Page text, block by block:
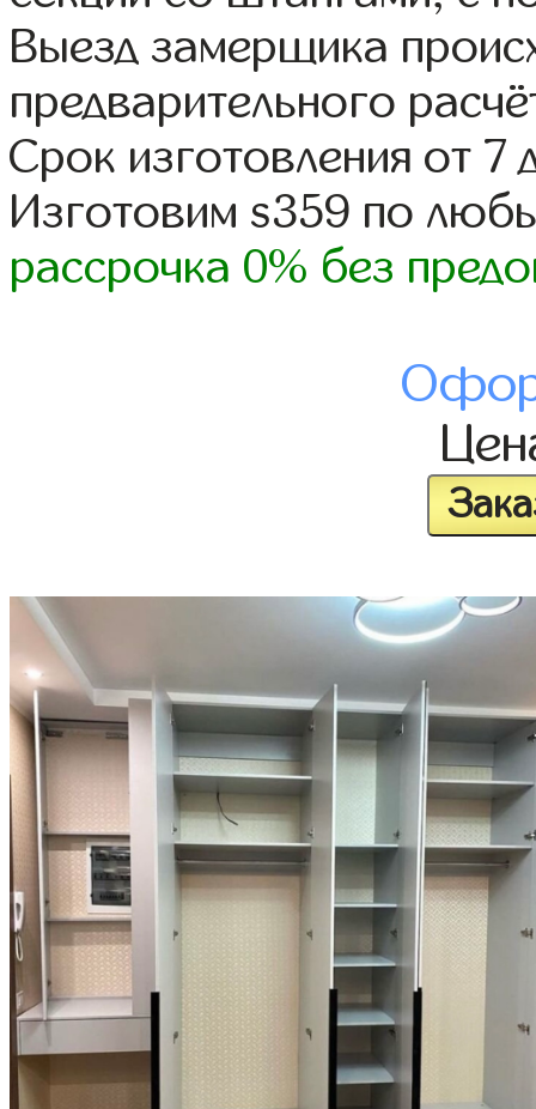
Выезд замерщика
предварительного
Срок изготовления от 7
Изготовим s359 по
рассрочка 0% без